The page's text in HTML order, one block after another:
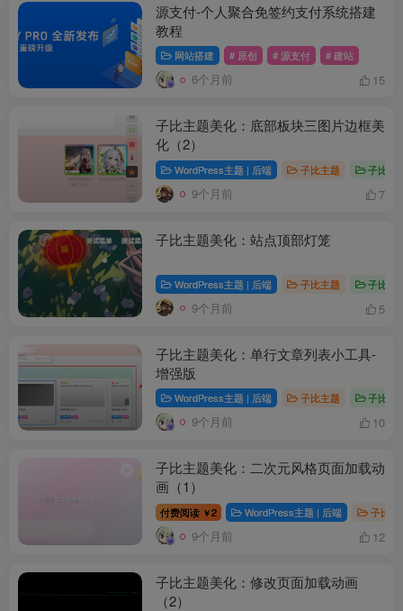
源支付-个人聚合免签约支付系统搭建
教程
网站搭建 # 原创 # 源支付 # 建站
6个月前 15
子比主题美化：底部板块三图片边框美
化（2）
WordPress主题 | 后端 子比主题 子比主
9个月前 7
子比主题美化：站点顶部灯笼
WordPress主题 | 后端 子比主题 子比主
9个月前 5
子比主题美化：单行文章列表小工具-
增强版
WordPress主题 | 后端 子比主题 子比主
9个月前 10
子比主题美化：二次元风格页面加载动
画（1）
付费阅读 ￥2 WordPress主题 | 后端 子比主
9个月前 12
子比主题美化：修改页面加载动画
（2）